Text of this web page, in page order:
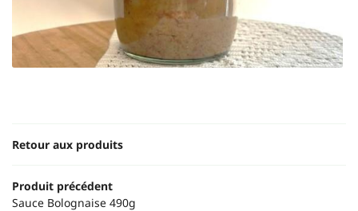
ÉLEVAGE
ACTUALITÉS
06 20 62 89
Retour aux produits
Produit précédent
Sauce Bolognaise 490g